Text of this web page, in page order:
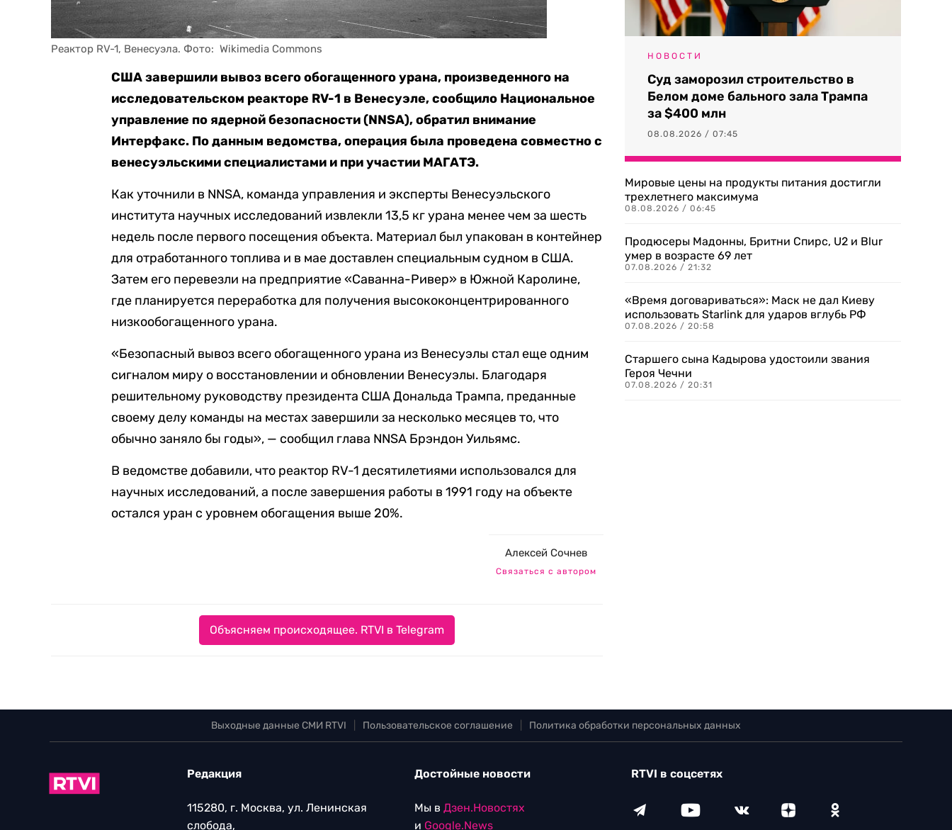
Реактор RV-1, Венесуэла. Фото:  Wikimedia Commons
США завершили вывоз всего обогащенного урана, произведенного на
исследовательском реакторе RV-1 в Венесуэле, сообщило Национальное
управление по ядерной безопасности (NNSA), обратил внимание
Интерфакс. По данным ведомства, операция была проведена совместно с
венесуэльскими специалистами и при участии МАГАТЭ.
Как уточнили в NNSA, команда управления и эксперты Венесуэльского
института научных исследований извлекли 13,5 кг урана менее чем за шесть
недель после первого посещения объекта. Материал был упакован в контейнер
для отработанного топлива и в мае доставлен специальным судном в США.
Затем его перевезли на предприятие «Саванна-Ривер» в Южной Каролине,
где планируется переработка для получения высококонцентрированного
низкообогащенного урана.
«Безопасный вывоз всего обогащенного урана из Венесуэлы стал еще одним
сигналом миру о восстановлении и обновлении Венесуэлы. Благодаря
решительному руководству президента США Дональда Трампа, преданные
своему делу команды на местах завершили за несколько месяцев то, что
обычно заняло бы годы», — сообщил глава NNSA Брэндон Уильямс.
В ведомстве добавили, что реактор RV-1 десятилетиями использовался для
научных исследований, а после завершения работы в 1991 году на объекте
остался уран с уровнем обогащения выше 20%.
Алексей Сочнев
Связаться с автором
Объясняем происходящее. RTVI в Telegram
НОВОСТИ
Суд заморозил строительство в
Белом доме бального зала Трампа
за $400 млн
08.08.2026 / 07:45
Мировые цены на продукты питания достигли
трехлетнего максимума
08.08.2026 / 06:45
Продюсеры Мадонны, Бритни Спирс, U2 и Blur
умер в возрасте 69 лет
07.08.2026 / 21:32
«Время договариваться»: Маск не дал Киеву
использовать Starlink для ударов вглубь РФ
07.08.2026 / 20:58
Старшего сына Кадырова удостоили звания
Героя Чечни
07.08.2026 / 20:31
Выходные данные СМИ RTVI Пользовательское соглашение Политика обработки персональных данных
Редакция
115280, г. Москва, ул. Ленинская
слобода,
Достойные новости
Мы в Дзен.Новостях
и Google.News
RTVI в соцсетях